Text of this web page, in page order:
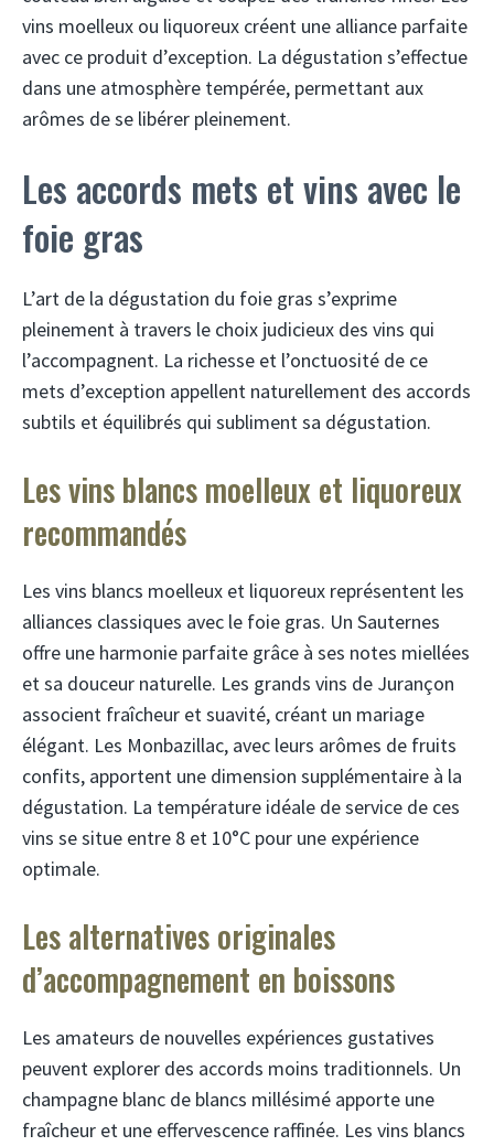
vins moelleux ou liquoreux créent une alliance parfaite
avec ce produit d’exception. La dégustation s’effectue
dans une atmosphère tempérée, permettant aux
arômes de se libérer pleinement.
Les accords mets et vins avec le
foie gras
L’art de la dégustation du foie gras s’exprime
pleinement à travers le choix judicieux des vins qui
l’accompagnent. La richesse et l’onctuosité de ce
mets d’exception appellent naturellement des accords
subtils et équilibrés qui subliment sa dégustation.
Les vins blancs moelleux et liquoreux
recommandés
Les vins blancs moelleux et liquoreux représentent les
alliances classiques avec le foie gras. Un Sauternes
offre une harmonie parfaite grâce à ses notes miellées
et sa douceur naturelle. Les grands vins de Jurançon
associent fraîcheur et suavité, créant un mariage
élégant. Les Monbazillac, avec leurs arômes de fruits
confits, apportent une dimension supplémentaire à la
dégustation. La température idéale de service de ces
vins se situe entre 8 et 10°C pour une expérience
optimale.
Les alternatives originales
d’accompagnement en boissons
Les amateurs de nouvelles expériences gustatives
peuvent explorer des accords moins traditionnels. Un
champagne blanc de blancs millésimé apporte une
fraîcheur et une effervescence raffinée. Les vins blancs